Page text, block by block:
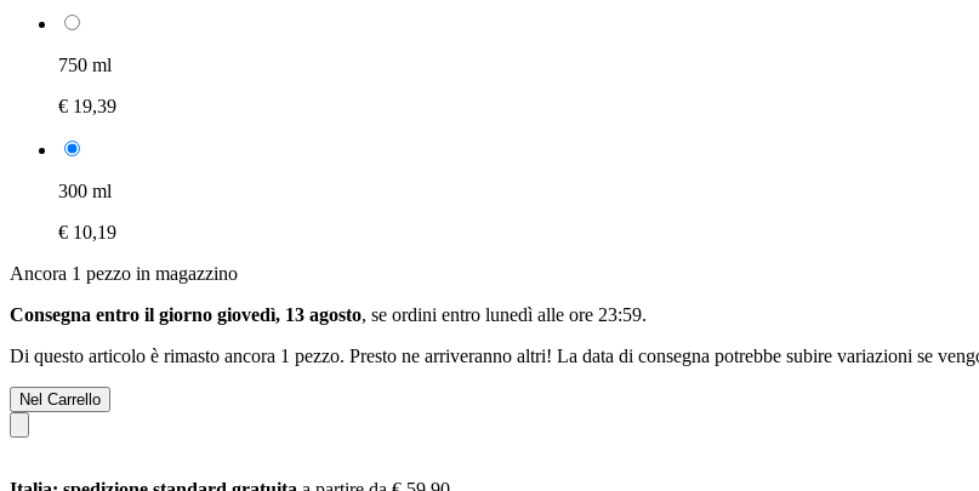
750 ml
€ 19,39
300 ml
€ 10,19
Ancora 1 pezzo in magazzino
Consegna entro il giorno giovedì, 13 agosto, se ordini entro lunedì alle ore 23:59.
Di questo articolo è rimasto ancora 1 pezzo. Presto ne arriveranno altri! La data di consegna potrebbe subire variazioni se
Nel Carrello